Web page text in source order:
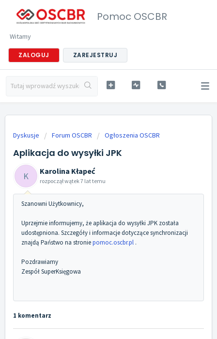
Pomoc OSCBR
Witamy
ZALOGUJ ZAREJESTRUJ
Dyskusje Forum OSCBR Ogłoszenia OSCBR
Aplikacja do wysyłki JPK
K Karolina Kłapeć
rozpoczął wątek7 lat temu
Szanowni Użytkownicy,
Uprzejmie informujemy, że aplikacja do wysyłki JPK została
udostępniona. Szczegóły i informacje dotyczące synchronizacji
znajdą Państwo na stroniepomoc.oscbr.pl .
Pozdrawiamy
Zespół SuperKsięgowa
1 komentarz